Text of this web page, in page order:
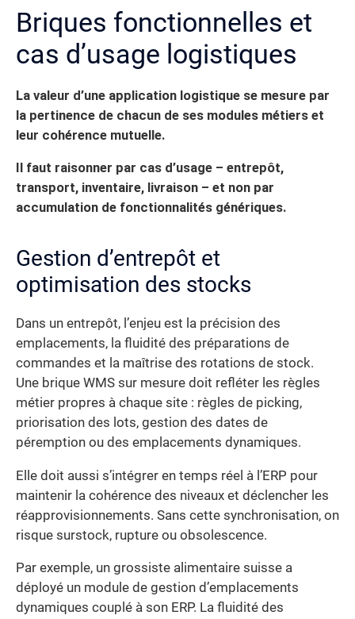
Briques fonctionnelles et
cas d’usage logistiques
La valeur d’une application logistique se mesure par
la pertinence de chacun de ses modules métiers et
leur cohérence mutuelle.
Il faut raisonner par cas d’usage – entrepôt,
transport, inventaire, livraison – et non par
accumulation de fonctionnalités génériques.
Gestion d’entrepôt et
optimisation des stocks
Dans un entrepôt, l’enjeu est la précision des
emplacements, la fluidité des préparations de
commandes et la maîtrise des rotations de stock.
Une brique WMS sur mesure doit refléter les règles
métier propres à chaque site : règles de picking,
priorisation des lots, gestion des dates de
péremption ou des emplacements dynamiques.
Elle doit aussi s’intégrer en temps réel à l’ERP pour
maintenir la cohérence des niveaux et déclencher les
réapprovisionnements. Sans cette synchronisation, on
risque surstock, rupture ou obsolescence.
Par exemple, un grossiste alimentaire suisse a
déployé un module de gestion d’emplacements
dynamiques couplé à son ERP. La fluidité des